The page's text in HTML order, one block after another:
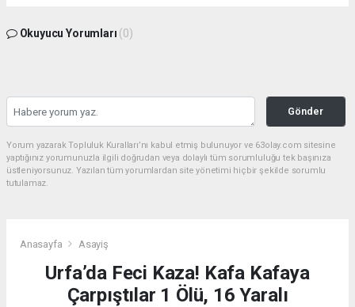
Okuyucu Yorumları (0)
Gönder
Yorum yazarak Topluluk Kuralları’nı kabul etmiş bulunuyor ve 63olay.com sitesine
yaptığınız yorumunuzla ilgili doğrudan veya dolaylı tüm sorumluluğu tek başınıza
üstleniyorsunuz. Yazılan tüm yorumlardan site yönetimi hiçbir şekilde sorumlu
tutulamaz.
Anasayfa Asayiş
Urfa’da Feci Kaza! Kafa Kafaya
Çarpıştılar 1 Ölü, 16 Yaralı